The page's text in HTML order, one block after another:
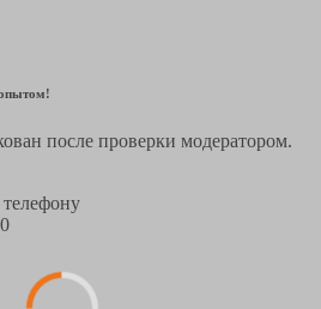
после проверки модератором.
телефону